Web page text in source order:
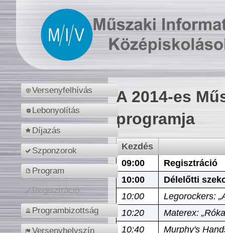
Versenyfelhívás
Lebonyolítás
Díjazás
Szponzorok
Program
Regisztráció
Programbizottság
Versenyhelyszín
A 2014-es
programja
Kezdés
09:00
Regisztráció
10:00
Délelőtti
10:00
Legorockers:
10:20
Materex:
10:40
Murphy's